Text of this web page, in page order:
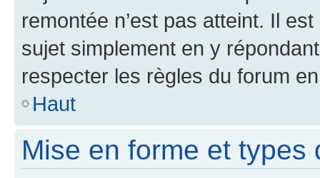
remontée n’est pas atteint. Il
sujet simplement en y
respecter les règles du forum
Haut
Mise en forme et types